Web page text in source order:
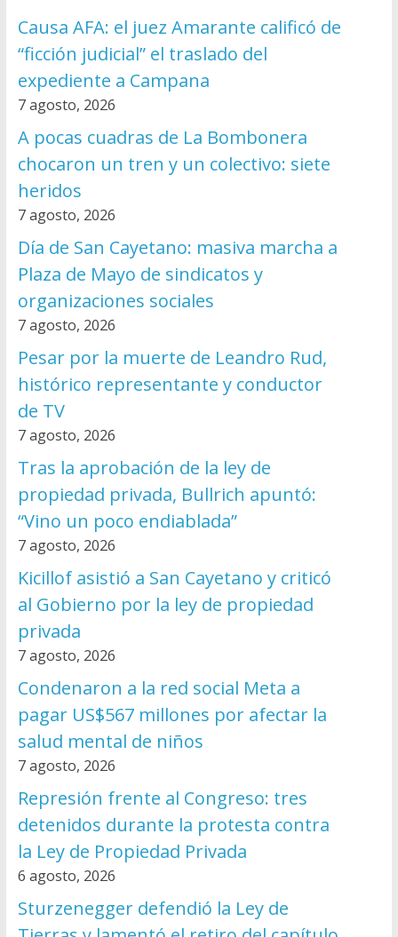
Causa AFA: el juez Amarante calificó de
“ficción judicial” el traslado del
expediente a Campana
7 agosto, 2026
A pocas cuadras de La Bombonera
chocaron un tren y un colectivo: siete
heridos
7 agosto, 2026
Día de San Cayetano: masiva marcha a
Plaza de Mayo de sindicatos y
organizaciones sociales
7 agosto, 2026
Pesar por la muerte de Leandro Rud,
histórico representante y conductor
de TV
7 agosto, 2026
Tras la aprobación de la ley de
propiedad privada, Bullrich apuntó:
“Vino un poco endiablada”
7 agosto, 2026
Kicillof asistió a San Cayetano y criticó
al Gobierno por la ley de propiedad
privada
7 agosto, 2026
Condenaron a la red social Meta a
pagar US$567 millones por afectar la
salud mental de niños
7 agosto, 2026
Represión frente al Congreso: tres
detenidos durante la protesta contra
la Ley de Propiedad Privada
6 agosto, 2026
Sturzenegger defendió la Ley de